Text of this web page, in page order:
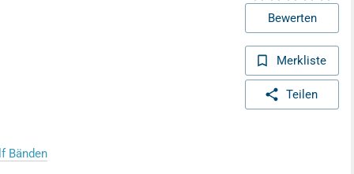
Bänden
Bewerten
Merkliste
Teilen